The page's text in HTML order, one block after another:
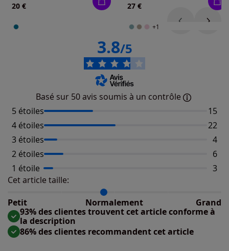
20 €
27 €
+1
3.8/5
Basé sur 50 avis soumis à un contrôle
5 étoiles
15
4 étoiles
22
3 étoiles
4
2 étoiles
6
1 étoile
3
Cet article taille:
Petit
Normalement Grand
Répartition du taillant selon les avis clients
Taille normalement : 87%
Taille petit : 13%
Taille grand : 0%
93% des clientes trouvent cet article conforme à
la description
86% des clientes recommandent cet article